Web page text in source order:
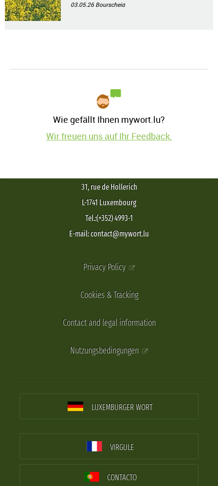
03.05.26Bourscheid
Wie gefällt Ihnen mywort.lu?
Wir freuen uns auf Ihr Feedback.
31, rue de Hollerich
L-1741 Luxembourg
Tel.:(+352) 4993-1
E-mail: contact@mywort.lu
Privacy Policy
Cookies & Tracking
Contact and legal information
Nutzungsbedingungen
LUXEMBURGER WORT
VIRGULE
CONTACTO